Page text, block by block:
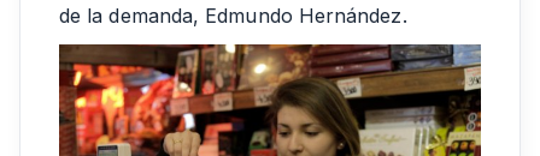
de la demanda, Edmundo Hernández.